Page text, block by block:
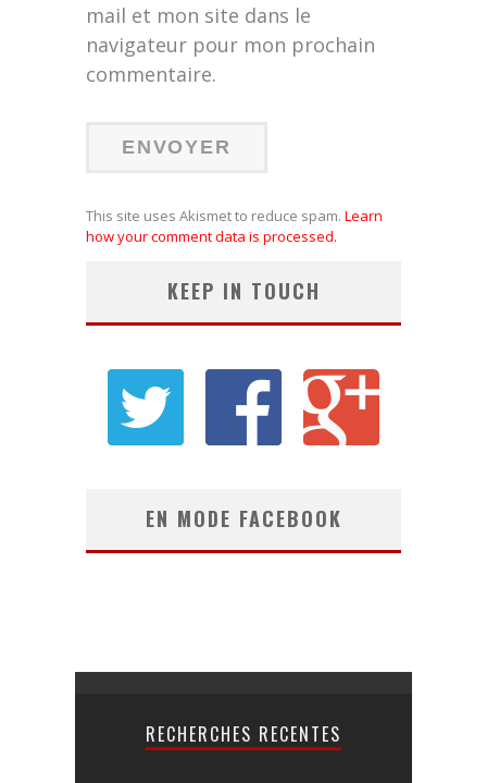
mail et mon site dans le
navigateur pour mon prochain
commentaire.
This site uses Akismet to reduce spam. Learn
how your comment data is processed.
KEEP IN TOUCH
EN MODE FACEBOOK
RECHERCHES RECENTES